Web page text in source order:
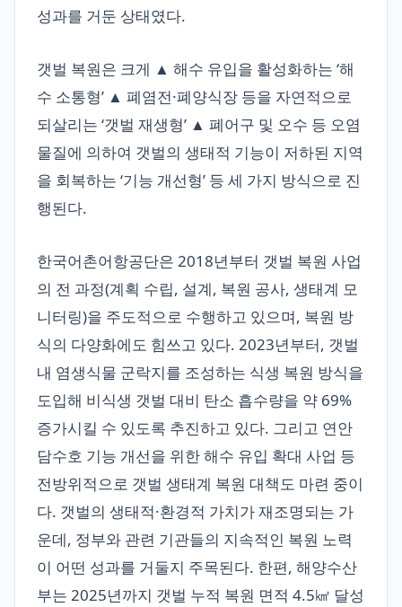
성과를 거둔 상태였다.
갯벌 복원은 크게 ▲ 해수 유입을 활성화하는 ‘해
수 소통형’ ▲ 폐염전·폐양식장 등을 자연적으로
되살리는 ‘갯벌 재생형’ ▲ 폐어구 및 오수 등 오염
물질에 의하여 갯벌의 생태적 기능이 저하된 지역
을 회복하는 ‘기능 개선형’ 등 세 가지 방식으로 진
행된다.
한국어촌어항공단은 2018년부터 갯벌 복원 사업
의 전 과정(계획 수립, 설계, 복원 공사, 생태계 모
니터링)을 주도적으로 수행하고 있으며, 복원 방
식의 다양화에도 힘쓰고 있다. 2023년부터, 갯벌
내 염생식물 군락지를 조성하는 식생 복원 방식을
도입해 비식생 갯벌 대비 탄소 흡수량을 약 69%
증가시킬 수 있도록 추진하고 있다. 그리고 연안
담수호 기능 개선을 위한 해수 유입 확대 사업 등
전방위적으로 갯벌 생태계 복원 대책도 마련 중이
다. 갯벌의 생태적·환경적 가치가 재조명되는 가
운데, 정부와 관련 기관들의 지속적인 복원 노력
이 어떤 성과를 거둘지 주목된다. 한편, 해양수산
부는 2025년까지 갯벌 누적 복원 면적 4.5㎢ 달성